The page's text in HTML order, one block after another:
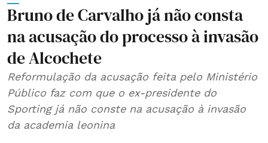
Bruno de Carvalho já não consta
na acusação do processo à invasão
de Alcochete
Reformulação da acusação feita pelo Ministério
Público faz com que o ex-presidente do
Sporting já não conste na acusação à invasão
da academia leonina